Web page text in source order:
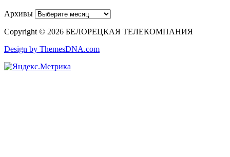
Архивы
Copyright © 2026 БЕЛОРЕЦКАЯ ТЕЛЕКОМПАНИЯ
Design by ThemesDNA.com